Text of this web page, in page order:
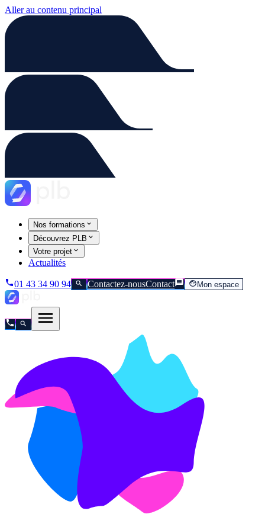
Aller au contenu principal
Nos formations
Découvrez PLB
Votre projet
Actualités
01 43 34 90 94 Contactez-nousContact Mon espace